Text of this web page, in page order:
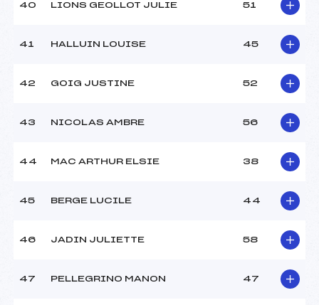
40 LIONS GEOLLOT JULIE 51
41 HALLUIN LOUISE 45
42 GOIG JUSTINE 52
43 NICOLAS AMBRE 56
44 MAC ARTHUR ELSIE 38
45 BERGE LUCILE 44
46 JADIN JULIETTE 58
47 PELLEGRINO MANON 47